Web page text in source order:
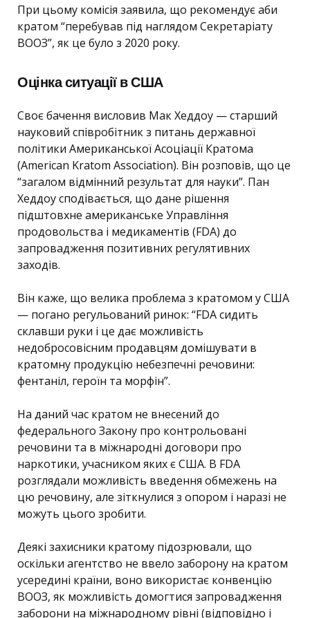
При цьому комісія заявила, що рекомендує аби
кратом “перебував під наглядом Секретаріату
ВООЗ”, як це було з 2020 року.
Оцінка ситуації в США
Своє бачення висловив Мак Хеддоу — старший
науковий співробітник з питань державної
політики Американської Асоціації Кратома
(American Kratom Association). Він розповів, що це
“загалом відмінний результат для науки”. Пан
Хеддоу сподівається, що дане рішення
підштовхне американське Управління
продовольства і медикаментів (FDA) до
запровадження позитивних регулятивних
заходів.
Він каже, що велика проблема з кратомом у США
— погано регульований ринок: “FDA сидить
склавши руки і це дає можливість
недобросовісним продавцям домішувати в
кратомну продукцію небезпечні речовини:
фентаніл, героїн та морфін”.
На даний час кратом не внесений до
федерального Закону про контрольовані
речовини та в міжнародні договори про
наркотики, учасником яких є США. В FDA
розглядали можливість введення обмежень на
цю речовину, але зіткнулися з опором і наразі не
можуть цього зробити.
Деякі захисники кратому підозрювали, що
оскільки агентство не ввело заборону на кратом
усередині країни, воно використає конвенцію
ВООЗ, як можливість домогтися запровадження
заборони на міжнародному рівні (відповідно і